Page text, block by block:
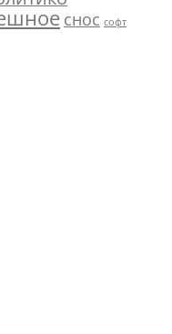
снос софт